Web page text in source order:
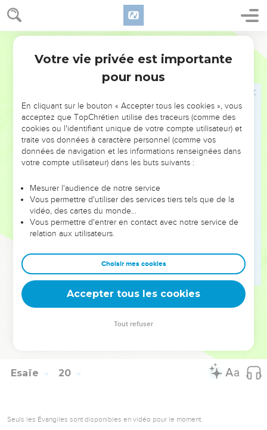
Esaïe 19
19 En ce même temps, il y aura un autel à l'Éternel Au milieu
du pays d'Égypte, Et sur la frontière un monument à l'Éternel.
20
témoignage Dans le pays d'Égypte ; Ils crieront à l'Éternel à
cause des oppresseurs, Et il leur enverra un sauveur et un
défenseur pour les délivrer.
Et l'Éternel sera connu des Égyptiens, Et les Égyptiens
connaîtront l'Éternel en ce jour-là ; Ils feront des sacrifices et
des offrandes, Ils feront des voeux à l'Éternel et les
accompliront.
Ainsi l'Éternel frappera les Égyptiens, Il les frappera, mais
exaucera et les guérira.
En ce même temps, il y aura une route d'Égypte en
Assyrie : Les Assyriens iront en Égypte, et les Égyptiens en
Assyrie, Et les Égyptiens avec les Assyriens serviront
l'Éternel.
En ce même temps, Israël sera, lui troisième, Uni à
l'Égypte et à l'Assyrie, Et ces pays seront l'objet d'une
bénédiction.
L'Éternel des armées les bénira, en disant : Bénis soient
Esaïe 20
Seuls les Évangiles sont disponibles en vidéo pour le moment.
Votre vie privée est importante
pour nous
En cliquant sur le bouton « Accepter tous les cookies », vous
acceptez que TopChrétien utilise des traceurs (comme des
cookies ou l'identifiant unique de votre compte utilisateur) et
traite vos données à caractère personnel (comme vos
données de navigation et les informations renseignées dans
votre compte utilisateur) dans les buts suivants :
Mesurer l'audience de notre service
Vous permettre d'utiliser des services tiers tels que de la
vidéo, des cartes du monde…
Vous permettre d'entrer en contact avec notre service de
relation aux utilisateurs.
Choisir mes cookies
Accepter tous les cookies
Tout refuser